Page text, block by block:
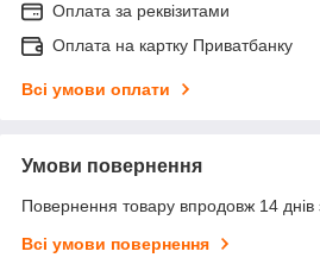
Оплата за реквізитами
Оплата на картку Приватбанку
Всі умови оплати
Умови повернення
Повернення товару впродовж 14 днів
Всі умови повернення